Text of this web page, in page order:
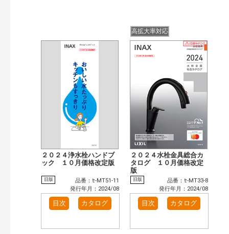
２０２４浄水栓ハンドブ
ック １０月価格改定版
旧版
品番：ｾ-MT51-11
発行年月：2024/08
目次 カタログ
高拡大率対応
２０２４水栓金具総合カ
タログ １０月価格改定
版
旧版
品番：ｾ-MT33-8
発行年月：2024/08
目次 カタログ